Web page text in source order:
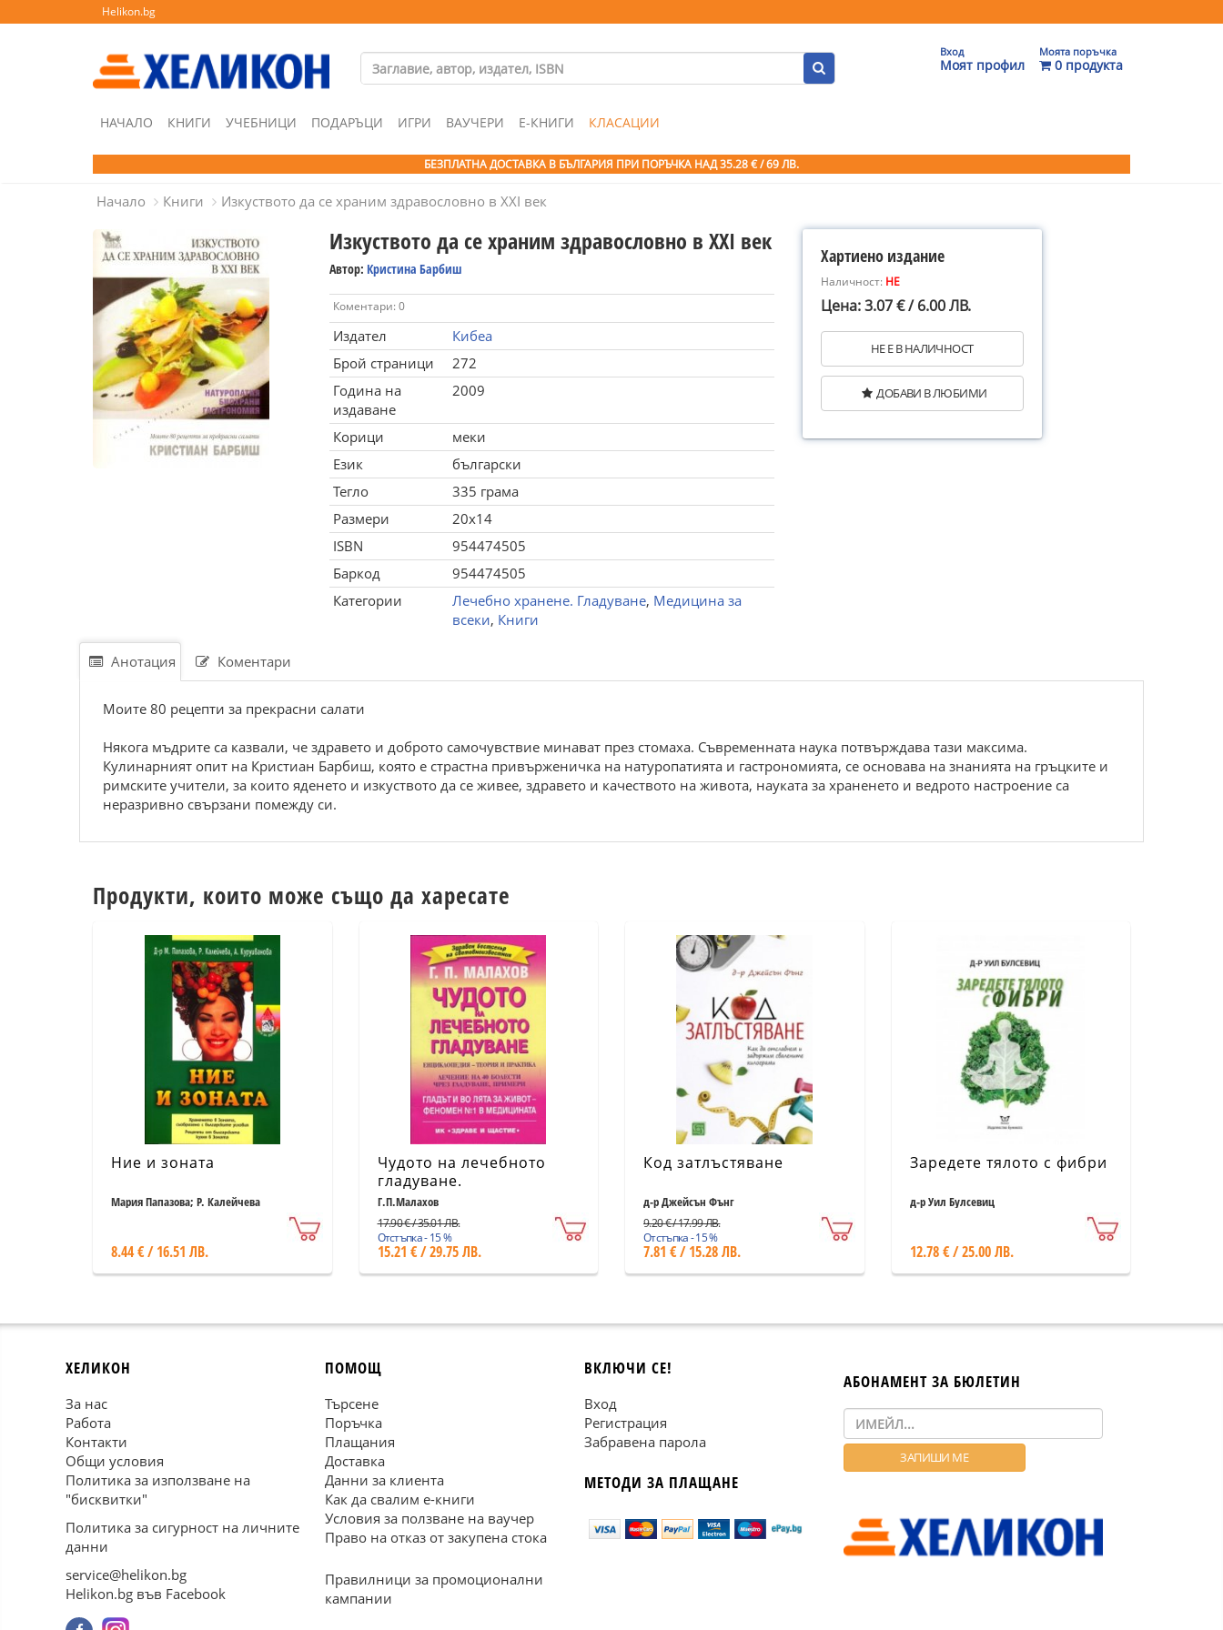
Helikon.bg
Вход
Моят профил
Моята поръчка
0 продукта
НАЧАЛО КНИГИ УЧЕБНИЦИ ПОДАРЪЦИ ИГРИ ВАУЧЕРИ Е-КНИГИ КЛАСАЦИИ
БЕЗПЛАТНА ДОСТАВКА В БЪЛГАРИЯ ПРИ ПОРЪЧКА НАД 35.28 € / 69 ЛВ.
Начало Книги Изкуството да се храним здравословно в XXI век
Изкуството да се храним здравословно в XXI век
Автор: Кристина Барбиш
Коментари: 0
Издател
Кибеа
Брой страници
272
Година на
издаване
2009
Корици
меки
Език
български
Тегло
335 грама
Размери
20x14
ISBN
954474505
Баркод
954474505
Категории
Лечебно хранене. Гладуване, Медицина за
всеки, Книги
Хартиено издание
Наличност: НЕ
Цена: 3.07 € / 6.00 ЛВ.
НЕ Е В НАЛИЧНОСТ
ДОБАВИ В ЛЮБИМИ
Анотация Коментари
Моите 80 рецепти за прекрасни салати
Някога мъдрите са казвали, че здравето и доброто самочувствие минават през стомаха. Съвременната наука потвърждава тази максима.
Кулинарният опит на Кристиан Барбиш, която е страстна привърженичка на натуропатията и гастрономията, се основава на знанията на гръцките и
римските учители, за които яденето и изкуството да се живее, здравето и качеството на живота, науката за храненето и ведрото настроение са
неразривно свързани помежду си.
Продукти, които може също да харесате
Ние и зоната
Мария Папазова; Р. Калейчева
8.44 € / 16.51 ЛВ.
Чудото на лечебното
гладуване.
Енциклопедия - теория и
практика
Г.П.Малахов
17.90 € / 35.01 ЛВ.
Отстъпка - 15 %
15.21 € / 29.75 ЛВ.
Код затлъстяване
д-р Джейсън Фънг
9.20 € / 17.99 ЛВ.
Отстъпка - 15 %
7.81 € / 15.28 ЛВ.
Заредете тялото с фибри
д-р Уил Булсевиц
12.78 € / 25.00 ЛВ.
ХЕЛИКОН
За нас
Работа
Контакти
Общи условия
Политика за използване на
"бисквитки"
Политика за сигурност на личните
данни
service@helikon.bg
Helikon.bg във Facebook
ПОМОЩ
Търсене
Поръчка
Плащания
Доставка
Данни за клиента
Как да свалим е-книги
Условия за ползване на ваучер
Право на отказ от закупена стока
Правилници за промоционални
кампании
ВКЛЮЧИ СЕ!
Вход
Регистрация
Забравена парола
МЕТОДИ ЗА ПЛАЩАНЕ
АБОНАМЕНТ ЗА БЮЛЕТИН